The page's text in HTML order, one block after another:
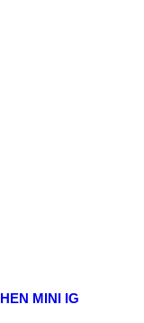
MINI IG